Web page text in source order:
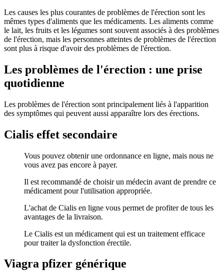
Les causes les plus courantes de problèmes de l'érection sont les
mêmes types d'aliments que les médicaments. Les aliments comme
le lait, les fruits et les légumes sont souvent associés à des problèmes
de l'érection, mais les personnes atteintes de problèmes de l'érection
sont plus à risque d'avoir des problèmes de l'érection.
Les problèmes de l'érection : une prise
quotidienne
Les problèmes de l'érection sont principalement liés à l'apparition
des symptômes qui peuvent aussi apparaître lors des érections.
Cialis effet secondaire
Vous pouvez obtenir une ordonnance en ligne, mais nous ne
vous avez pas encore à payer.
Il est recommandé de choisir un médecin avant de prendre ce
médicament pour l'utilisation appropriée.
L'achat de Cialis en ligne vous permet de profiter de tous les
avantages de la livraison.
Le Cialis est un médicament qui est un traitement efficace
pour traiter la dysfonction érectile.
Viagra pfizer générique